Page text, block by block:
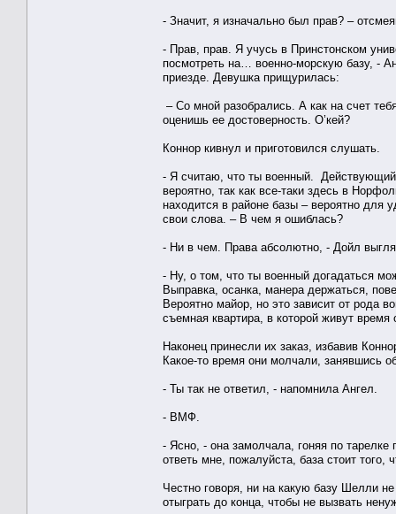
- Значит, я изначально был прав? –
- Прав, прав. Я учусь в Принстонском
посмотреть на… военно-морскую базу, -
приезде. Девушка прищурилась:
– Со мной разобрались. А как на счет
оценишь ее достоверность. О’кей?
Коннор кивнул и приготовился слушать.
- Я считаю, что ты военный.
вероятно, так как все-таки здесь в
находится в районе базы – вероятно
свои слова. – В чем я ошиблась?
- Ни в чем. Права абсолютно, - Дойл
- Ну, о том, что ты военный догадаться
Выправка, осанка, манера держаться,
Вероятно майор, но это зависит от рода
съемная квартира, в которой живут
Наконец принесли их заказ, избавив
Какое-то время они молчали, занявшись
- Ты так не ответил, - напомнила Ангел.
- ВМФ.
- Ясно, - она замолчала, гоняя по
ответь мне, пожалуйста, база стоит того,
Честно говоря, ни на какую базу Шелли
отыграть до конца, чтобы не вызвать